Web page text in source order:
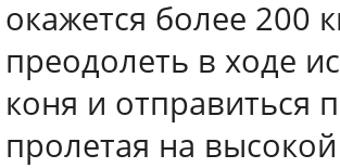
окажется более 200
преодолеть в ходе
коня и отправиться
пролетая на